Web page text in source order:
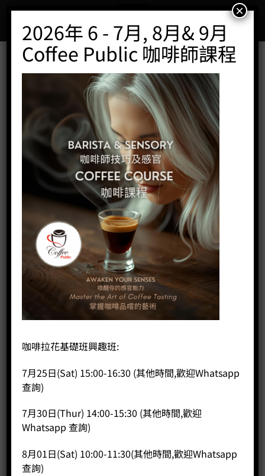
content
WPM咖啡系列 商用咖啡機
KD-510P 商用雙頭咖啡機(白色)
HK$24,100.00
KD-510P 商用雙頭咖啡機(白色) 數量
分類：商用咖啡機
2026年 6 - 7月, 8月& 9月
Coffee Public 咖啡師課程
咖啡拉花基礎班興趣班:
7月25日(Sat) 15:00-16:30 (其他時間,歡迎Whatsapp
查詢)
7月30日(Thur) 14:00-15:30 (其他時間,歡迎
Whatsapp 查詢)
8月01日(Sat) 10:00-11:30(其他時間,歡迎Whatsapp
查詢)
×